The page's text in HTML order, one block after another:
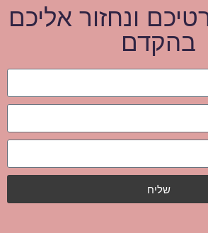
ונחזור אליכם
בהקדם
שליח